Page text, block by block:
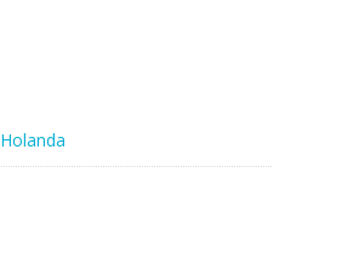
Holanda